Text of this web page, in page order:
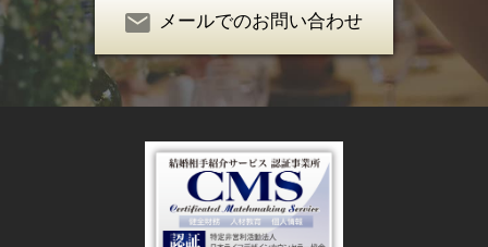
メールでのお問い合わせ